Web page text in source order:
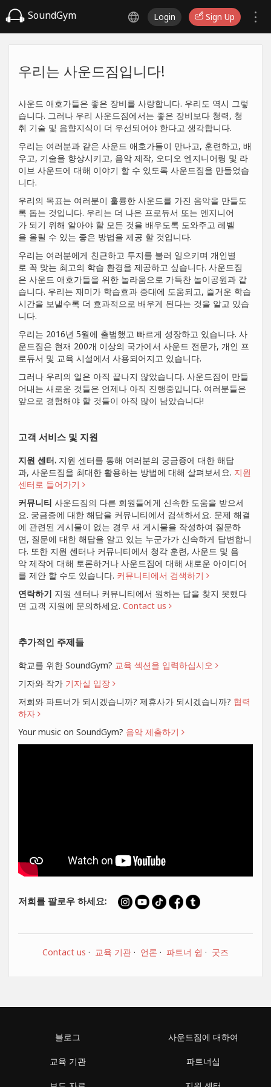
SoundGym Login Sign Up
우리는 사운드짐입니다!
사운드 애호가들은 좋은 장비를 사랑합니다. 우리도 역시 그렇
습니다. 그러나 우리 사운드짐에서는 좋은 장비보다 청력, 청
취 기술 및 음향지식이 더 우선되어야 한다고 생각합니다.
우리는 여러분과 같은 사운드 애호가들이 만나고, 훈련하고, 배
우고, 기술을 향상시키고, 음악 제작, 오디오 엔지니어링 및 라
이브 사운드에 대해 이야기 할 수 있도록 사운드짐을 만들었습
니다.
우리의 목표는 여러분이 훌륭한 사운드를 가진 음악을 만들도
록 돕는 것입니다. 우리는 더 나은 프로듀서 또는 엔지니어
가 되기 위해 알아야 할 모든 것을 배우도록 도와주고 레벨
을 올릴 수 있는 좋은 방법을 제공 할 것입니다.
우리는 여러분에게 친근하고 투지를 불러 일으키며 개인별
로 꼭 맞는 최고의 학습 환경을 제공하고 싶습니다. 사운드짐
은 사운드 애호가들을 위한 놀라움으로 가득찬 놀이공원과 같
습니다. 우리는 재미가 학습효과 증대에 도움되고, 즐거운 학습
시간을 보낼수록 더 효과적으로 배우게 된다는 것을 알고 있습
니다.
우리는 2016년 5월에 출범했고 빠르게 성장하고 있습니다. 사
운드짐은 현재 200개 이상의 국가에서 사운드 전문가, 개인 프
로듀서 및 교육 시설에서 사용되어지고 있습니다.
그러나 우리의 일은 아직 끝나지 않았습니다. 사운드짐이 만들
어내는 새로운 것들은 언제나 아직 진행중입니다. 여러분들은
앞으로 경험해야 할 것들이 아직 많이 남았습니다!
고객 서비스 및 지원
지원 센터. 지원 센터를 통해 여러분의 궁금증에 대한 해답
과, 사운드짐을 최대한 활용하는 방법에 대해 살펴보세요. 지원
센터로 들어가기
커뮤니티 사운드짐의 다른 회원들에게 신속한 도움을 받으세
요. 궁금증에 대한 해답을 커뮤니티에서 검색하세요. 문제 해결
에 관련된 게시물이 없는 경우 새 게시물을 작성하여 질문하
면, 질문에 대한 해답을 알고 있는 누군가가 신속하게 답변합니
다. 또한 지원 센터나 커뮤니티에서 청각 훈련, 사운드 및 음
악 제작에 대해 토론하거나 사운드짐에 대해 새로운 아이디어
를 제안 할 수도 있습니다. 커뮤니티에서 검색하기
연락하기 지원 센터나 커뮤니티에서 원하는 답을 찾지 못했다
면 고객 지원에 문의하세요. Contact us
추가적인 주제들
학교를 위한 SoundGym? 교육 섹션을 입력하십시오
기자와 작가 기자실 입장
저희와 파트너가 되시겠습니까? 제휴사가 되시겠습니까? 협력
하자
Your music on SoundGym? 음악 제출하기
저희를 팔로우 하세요:
Contact us · 교육 기관 · 언론 · 파트너 쉽 · 굿즈
블로그
교육 기관
사운드짐에 대하여
파트너십